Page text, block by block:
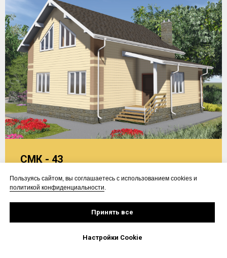
СМК - 43
Площадь - 137,69 м2
Размер - 9x9 м
Этажей - 2
Стиль - современный
Пользуясь сайтом, вы соглашаетесь с использованием cookies и
политикой конфиденциальности.
Принять все
Настройки Cookie